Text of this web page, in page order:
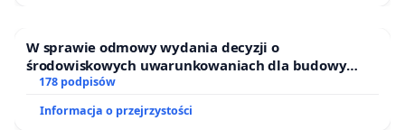
W sprawie odmowy wydania decyzji o
środowiskowych uwarunkowaniach dla budowy
zakładu wytwarzania biometanu „Krynki” w
Ostrowiu Południowym oraz ochrony mieszkańców i
Puszczy Knyszyńskiej
178 podpisów
Informacja o przejrzystości